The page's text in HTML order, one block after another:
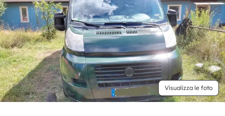
Visualizza le foto